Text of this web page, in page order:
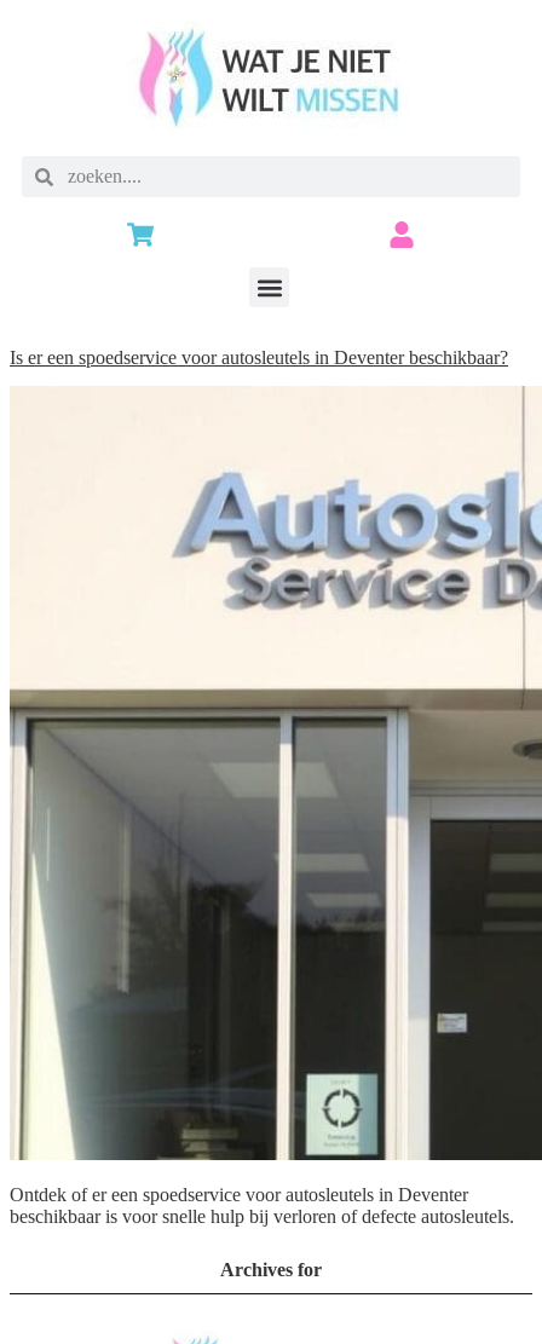
Is er een spoedservice voor autosleutels in Deventer beschikbaar?
Ontdek of er een spoedservice voor autosleutels in Deventer
beschikbaar is voor snelle hulp bij verloren of defecte autosleutels.
Archives for